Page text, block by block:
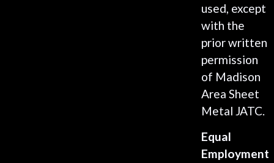
used, except
with the
prior written
permission
of Madison
Area Sheet
Metal JATC.
Equal
Employment